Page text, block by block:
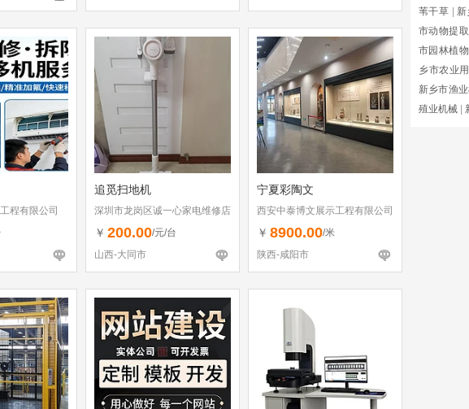
程有限公司
追觅扫地机
深圳市龙岗区诚一心家电维修店
（个体工商户）
￥ 200.00/元/台
山西-大同市
宁夏彩陶文
西安中泰博文展示工程有限公司
￥ 8900.00/米
陕西-咸阳市
苇干草
市动物提
市园林植物
乡市农业
新乡市渔
殖业机械